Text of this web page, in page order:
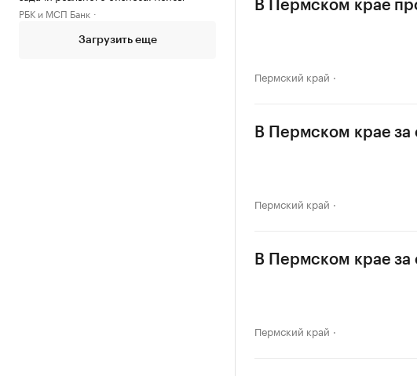
РБК и МСП Банк
Загрузить еще
В Пермском крае
Пермский край
В Пермском крае за
Пермский край
В Пермском крае за
Пермский край